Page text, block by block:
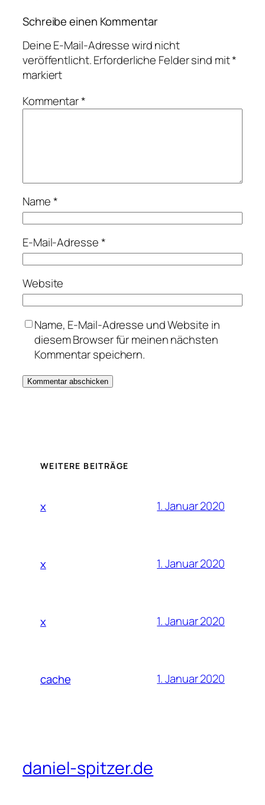
Schreibe einen Kommentar
Deine E-Mail-Adresse wird nicht
veröffentlicht.Erforderliche Felder sind mit*
markiert
Kommentar*
Name*
E-Mail-Adresse*
Website
Name, E-Mail-Adresse und Website in
diesem Browser für meinen nächsten
Kommentar speichern.
WEITERE BEITRÄGE
x 1. Januar 2020
x 1. Januar 2020
x 1. Januar 2020
cache 1. Januar 2020
daniel-spitzer.de